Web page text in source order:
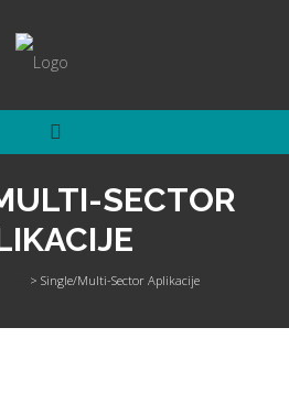
SECTOR
> Single/Multi-Sector Aplikacije